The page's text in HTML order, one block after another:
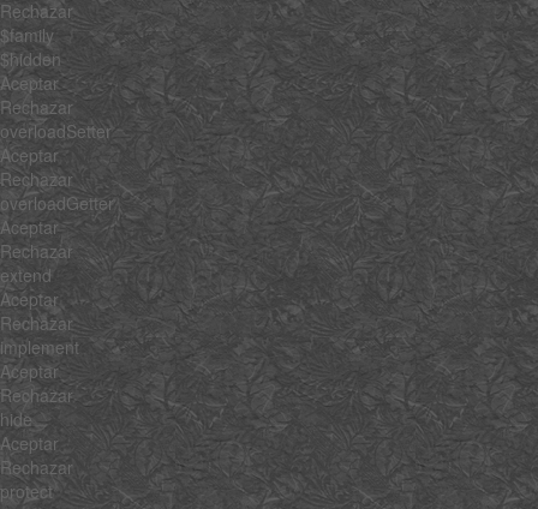
Rechazar
$family
$hidden
Aceptar
Rechazar
overloadSetter
Aceptar
Rechazar
overloadGetter
Aceptar
Rechazar
extend
Aceptar
Rechazar
implement
Aceptar
Rechazar
hide
Aceptar
Rechazar
protect